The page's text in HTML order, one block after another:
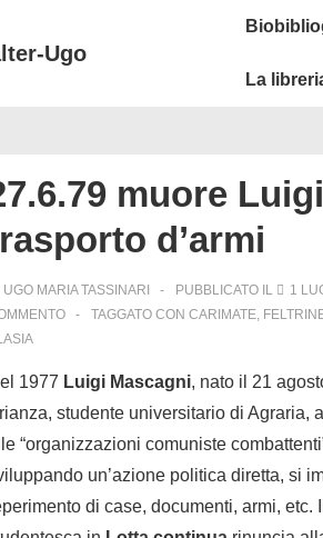
Ugo
Menu
La
muore
d’armi
UGO MARIA TASSINARI PUBBLICATO IL 1
TAGGATO CON CARIMATE,
1977 Luigi Mascagni, nato il 21
studente universitario di Agraria,
“organizzazioni comuniste
un’azione politica diretta, si
di case, documenti, armi,